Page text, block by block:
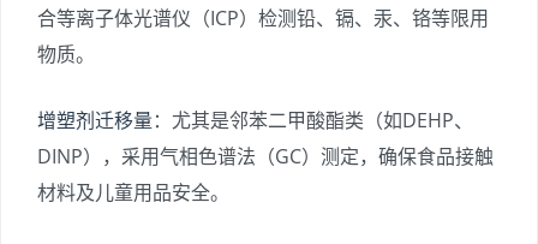
合等离子体光谱仪（ICP）检测铅、镉、汞、铬等限用
物质。
增塑剂迁移量：尤其是邻苯二甲酸酯类（如DEHP、
DINP），采用气相色谱法（GC）测定，确保食品接触
材料及儿童用品安全。